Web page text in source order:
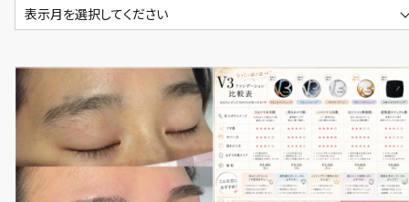
表示月を選択してください